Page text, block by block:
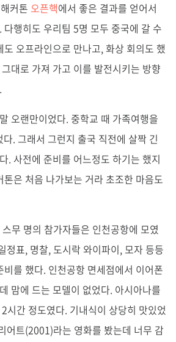
커톤 오픈핵에서 좋은 결과를 얻어서
행히도 우리팀 5명 모두 중국에 갈 수
오프라인으로 만나고, 화상 회의도 했
대로 가져 가고 이를 발전시키는 방향
오랜만이었다. 중학교 때 가족여행을
. 그래서 그런지 출국 직전에 살짝 긴
. 사전에 준비를 어느정도 하기는 했지
은 처음 나가보는 거라 초조한 마음도
무 명의 참가자들은 인천공항에 모였
정표, 명찰, 도시락 와이파이, 모자 등등
를 했다. 인천공항 면세점에서 이어폰
맘에 드는 모델이 없었다. 아시아나를
시간 정도였다. 기내식이 상당히 맛있었
어트(2001)라는 영화를 봤는데 너무 감